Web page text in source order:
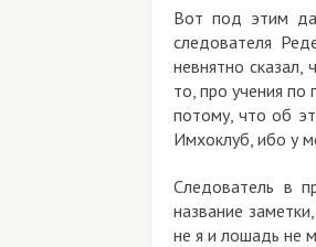
Вот под этим
следователя
невнятно сказал,
то, про учения по
потому, что об
Имхоклуб, ибо у
Следователь в
название
не я и лошадь не